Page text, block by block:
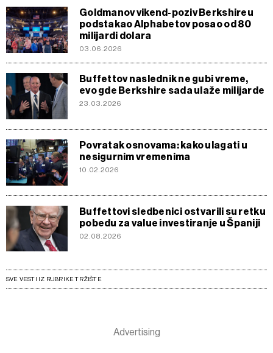
Goldmanov vikend-poziv Berkshireu
podstakao Alphabetov posao od 80
milijardi dolara
03.06.2026
Buffettov naslednik ne gubi vreme,
evo gde Berkshire sada ulaže milijarde
23.03.2026
Povratak osnovama: kako ulagati u
nesigurnim vremenima
10.02.2026
Buffettovi sledbenici ostvarili su retku
pobedu za value investiranje u Španiji
02.08.2026
SVE VESTI IZ RUBRIKE TRŽIŠTE